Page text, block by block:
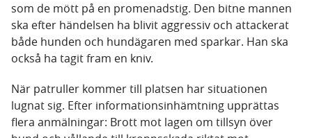
som de mött på en promenadstig. Den bitne mannen
ska efter händelsen ha blivit aggressiv och attackerat
både hunden och hundägaren med sparkar. Han ska
också ha tagit fram en kniv.
När patruller kommer till platsen har situationen
lugnat sig. Efter informationsinhämtning upprättas
flera anmälningar: Brott mot lagen om tillsyn över